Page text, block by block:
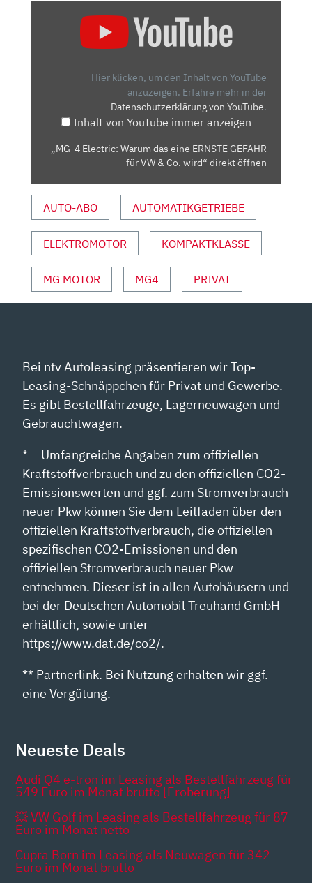
ELECTRIC:
GEFAHR
CO.
WIRD“
YOUTUBE
ANZEIGEN
Hier klicken, um den Inhalt von YouTube
anzuzeigen. Erfahre mehr in der
Datenschutzerklärung von YouTube.
Inhalt von YouTube immer anzeigen
„MG-4 Electric: Warum das eine ERNSTE GEFAHR
für VW & Co. wird“ direkt öffnen
AUTO-ABO AUTOMATIKGETRIEBE
ELEKTROMOTOR KOMPAKTKLASSE
MG MOTOR MG4 PRIVAT
Bei ntv Autoleasing präsentieren wir Top-
Leasing-Schnäppchen für Privat und Gewerbe.
Es gibt Bestellfahrzeuge, Lagerneuwagen und
Gebrauchtwagen.
* = Umfangreiche Angaben zum offiziellen
Kraftstoffverbrauch und zu den offiziellen CO2-
Emissionswerten und ggf. zum Stromverbrauch
neuer Pkw können Sie dem Leitfaden über den
offiziellen Kraftstoffverbrauch, die offiziellen
spezifischen CO2-Emissionen und den
offiziellen Stromverbrauch neuer Pkw
entnehmen. Dieser ist in allen Autohäusern und
bei der Deutschen Automobil Treuhand GmbH
erhältlich, sowie unter
https://www.dat.de/co2/.
** Partnerlink. Bei Nutzung erhalten wir ggf.
eine Vergütung.
Neueste Deals
Audi Q4 e-tron im Leasing als Bestellfahrzeug für
549 Euro im Monat brutto [Eroberung]
💥 VW Golf im Leasing als Bestellfahrzeug für 87
Euro im Monat netto
Cupra Born im Leasing als Neuwagen für 342
Euro im Monat brutto